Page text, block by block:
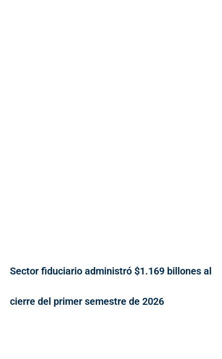
Sector fiduciario administró $1.169 billones al
cierre del primer semestre de 2026